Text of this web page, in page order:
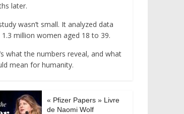
later.
wasn’t small. It analyzed data
million women aged 18 to 39.
what the numbers reveal, and what
mean for humanity.
« Pfizer Papers » Livre
de Naomi Wolf